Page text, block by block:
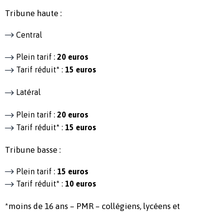
Tribune haute :
Central
Plein tarif : 20 euros
Tarif réduit* : 15 euros
Latéral
Plein tarif : 20 euros
Tarif réduit* : 15 euros
Tribune basse :
Plein tarif : 15 euros
Tarif réduit* : 10 euros
*moins de 16 ans – PMR – collégiens, lycéens et